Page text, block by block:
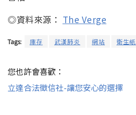
◎資料來源： The Verge
Tags: 庫存 武漢肺炎 網站 衛生紙
您也許會喜歡：
立達合法徵信社-讓您安心的選擇